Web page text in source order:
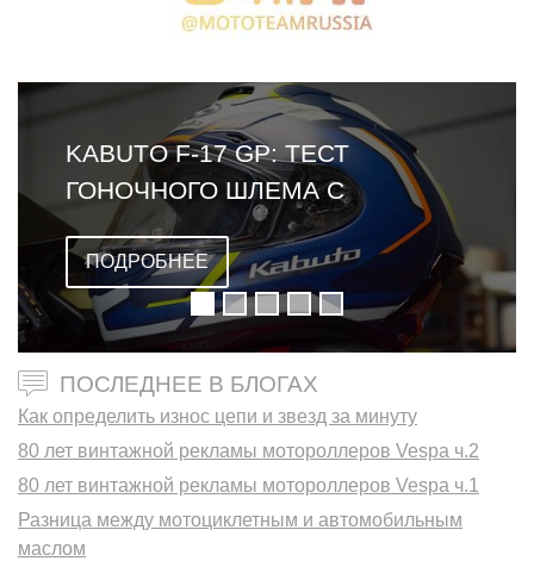
KABUTO F-17 GP: ТЕСТ
ГОНОЧНОГО ШЛЕМА С
ОМОЛОГАЦИЕЙ FIM
ПОДРОБНЕЕ
ПОСЛЕДНЕЕ В БЛОГАХ
Как определить износ цепи и звезд за минуту
80 лет винтажной рекламы мотороллеров Vespa ч.2
80 лет винтажной рекламы мотороллеров Vespa ч.1
Разница между мотоциклетным и автомобильным
маслом